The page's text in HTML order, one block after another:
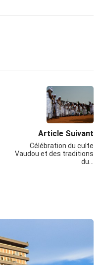
Article Suivant
Célébration du culte
Vaudou et des traditions
du…